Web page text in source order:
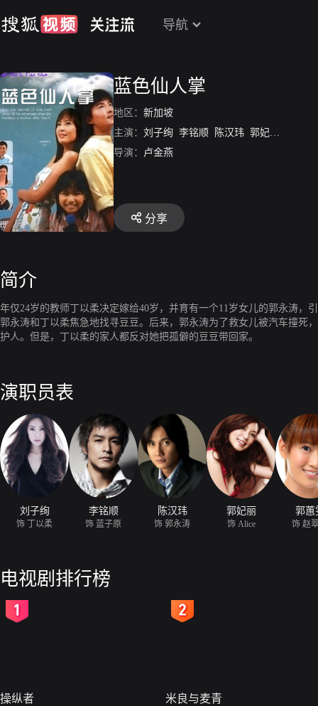
导航
蓝色仙人掌
地区： 新加坡
主演： 刘子绚 李铭顺 陈汉玮 郭妃丽
导演： 卢金燕
分享
简介
年仅24岁的教师丁以柔决定嫁给40岁，并育有一个11岁女儿的郭永涛
郭永涛和丁以柔焦急地找寻豆豆。后来，郭永涛为了救女儿被汽车撞死
护人。但是，丁以柔的家人都反对她把孤僻的豆豆带回家。
演职员表
刘子绚
饰 丁以柔
李铭顺
饰 蓝子原
陈汉玮
饰 郭永涛
郭妃丽
饰 Alice
郭蕙
饰 赵
电视剧排行榜
操纵者 米良与麦青